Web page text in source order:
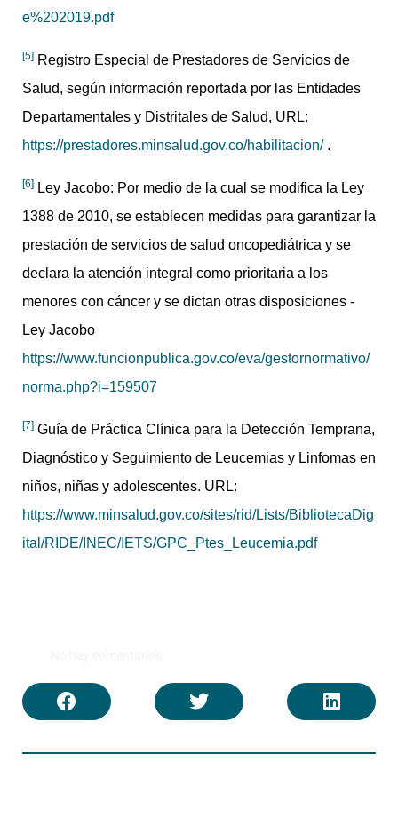
e%202019.pdf
[5] Registro Especial de Prestadores de Servicios de
Salud, según información reportada por las Entidades
Departamentales y Distritales de Salud, URL:
https://prestadores.minsalud.gov.co/habilitacion/.
[6] Ley Jacobo: Por medio de la cual se modifica la Ley
1388 de 2010, se establecen medidas para garantizar la
prestación de servicios de salud oncopediátrica y se
declara la atención integral como prioritaria a los
menores con cáncer y se dictan otras disposiciones -
Ley Jacobo
https://www.funcionpublica.gov.co/eva/gestornormativo/
norma.php?i=159507
[7] Guía de Práctica Clínica para la Detección Temprana,
Diagnóstico y Seguimiento de Leucemias y Linfomas en
niños, niñas y adolescentes. URL:
https://www.minsalud.gov.co/sites/rid/Lists/BibliotecaDig
ital/RIDE/INEC/IETS/GPC_Ptes_Leucemia.pdf